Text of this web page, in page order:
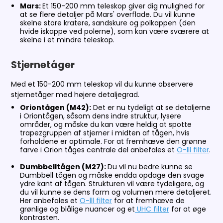
Mars:Et 150-200 mm teleskop giver dig mulighed for
at se flere detaljer på Mars' overflade. Du vil kunne
skelne store kratere, sandskure og polkappen (den
hvide iskappe ved polerne), som kan være sværere at
skelne i et mindre teleskop.
Stjernetåger
Med et 150-200 mm teleskop vil du kunne observere
stjernetåger med højere detaljegrad.
Oriontågen (M42):Det er nu tydeligt at se detaljerne
i Oriontågen, såsom dens indre struktur, lysere
områder, og måske du kan være heldig at spotte
trapezgruppen af stjerner i midten af tågen, hvis
forholdene er optimale. For at fremhæve den grønne
farve i Orion tåges centrale del anbefales et O-lll filter.
Dumbbelltågen (M27):Du vil nu bedre kunne se
Dumbbell tågen og måske endda opdage den svage
ydre kant af tågen. Strukturen vil være tydeligere, og
du vil kunne se dens form og volumen mere detaljeret.
Her anbefales et O-lll filterfor at fremhæve de
grønlige og blålige nuancer og et UHC filterfor at øge
kontrasten.